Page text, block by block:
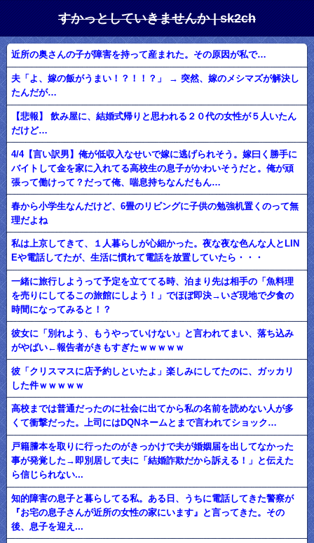
すかっとしていきませんか | sk2ch
近所の奥さんの子が障害を持って産まれた。その原因が私で…
夫「よ、嫁の飯がうまい！？！！？」 → 突然、嫁のメシマズが解決し
たんだが…
【悲報】 飲み屋に、結婚式帰りと思われる２０代の女性が５人いたん
だけど…
4/4【言い訳男】俺が低収入なせいで嫁に逃げられそう。嫁曰く勝手に
バイトして金を家に入れてる高校生の息子がかわいそうだと。俺が頑
張って働けって？だって俺、喘息持ちなんだもん…
春から小学生なんだけど、6畳のリビングに子供の勉強机置くのって無
理だよね
私は上京してきて、１人暮らしが心細かった。夜な夜な色んな人とLIN
Eや電話してたが、生活に慣れて電話を放置していたら・・・
一緒に旅行しようって予定を立ててる時、泊まり先は相手の「魚料理
を売りにしてるこの旅館にしよう！」でほぼ即決→いざ現地で夕食の
時間になってみると！？
彼女に「別れよう、もうやっていけない」と言われてまい、落ち込み
がやばい←報告者がきもすぎたｗｗｗｗｗ
彼「クリスマスに店予約しといたよ」楽しみにしてたのに、ガッカリ
した件ｗｗｗｗｗ
高校までは普通だったのに社会に出てから私の名前を読めない人が多
くて衝撃だった。上司にはDQNネームとまで言われてショック…
戸籍謄本を取りに行ったのがきっかけで夫が婚姻届を出してなかった
事が発覚した→即別居して夫に「結婚詐欺だから訴える！」と伝えた
ら信じられない...
知的障害の息子と暮らしてる私。ある日、うちに電話してきた警察が
『お宅の息子さんが近所の女性の家にいます』と言ってきた。その
後、息子を迎え...